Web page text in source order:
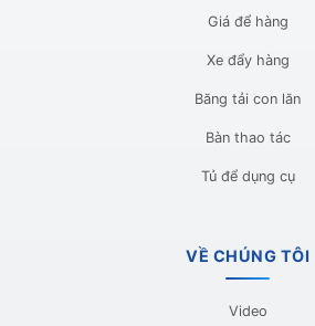
Giá để hàng
Xe đẩy hàng
Băng tải con lăn
Bàn thao tác
Tủ để dụng cụ
VỀ CHÚNG TÔI
Video